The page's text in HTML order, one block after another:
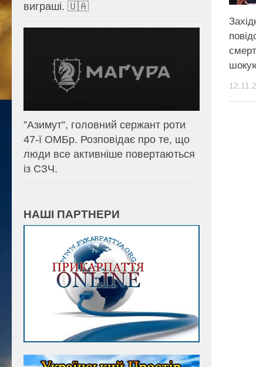
виграші. 🇺🇦
⁨”Азимут”, головний сержант роти
47-ї ОМБр. Розповідає про те, що
люди все активніше повертаються
із СЗЧ.
НАШІ ПАРТНЕРИ